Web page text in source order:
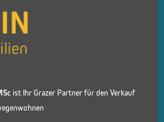
ist Ihr Grazer Partner für den Verkauf